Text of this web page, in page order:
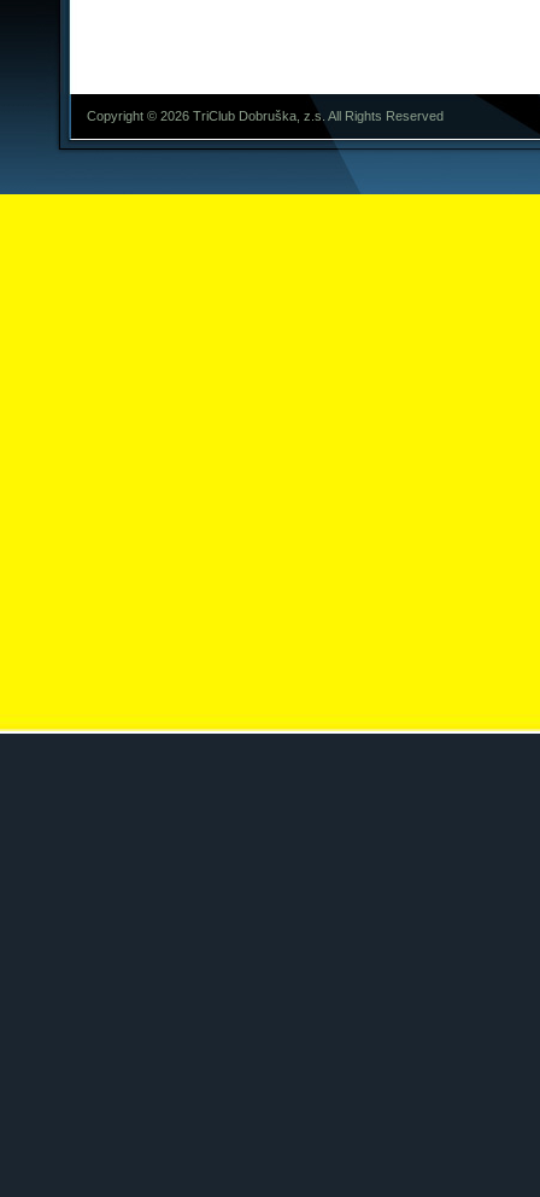
Copyright © 2026 TriClub Dobruška, z.s. All Rights Reserved